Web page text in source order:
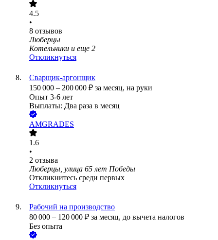
4.5
•
8 отзывов
Люберцы
Котельники и еще 2
Откликнуться
Сварщик-аргонщик
150 000 – 200 000 ₽ за месяц, на руки
Опыт 3-6 лет
Выплаты: Два раза в месяц
AMGRADES
1.6
•
2 отзыва
Люберцы, улица 65 лет Победы
Откликнитесь среди первых
Откликнуться
Рабочий на производство
80 000 – 120 000 ₽ за месяц, до вычета налогов
Без опыта